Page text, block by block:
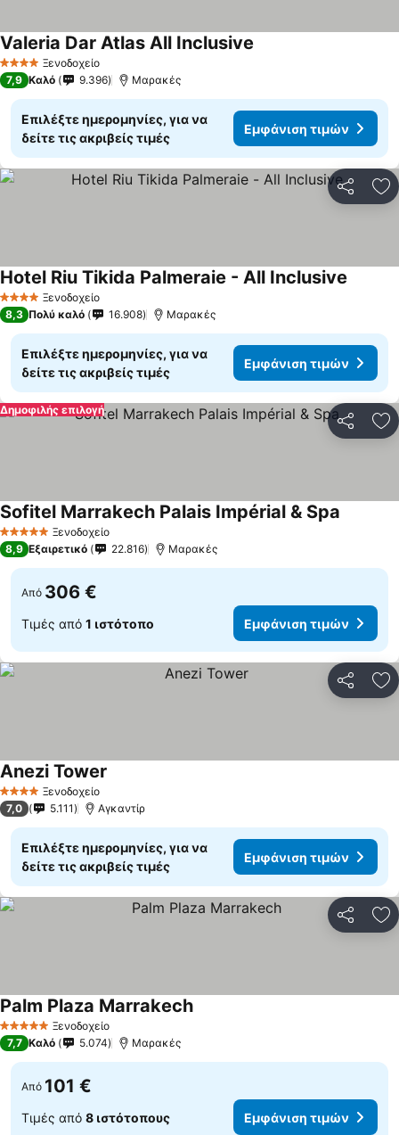
4 ΑστέριαΞενοδοχείο
Valeria Dar Atlas All Inclusive
7,9 Καλό 9.396 Μαρακές
Επιλέξτε ημερομηνίες, για να
δείτε τις ακριβείς τιμές
Εμφάνιση τιμών
4 ΑστέριαΞενοδοχείο
Hotel Riu Tikida Palmeraie - All Inclusive
8,3 Πολύ καλό 16.908 Μαρακές
Επιλέξτε ημερομηνίες, για να
δείτε τις ακριβείς τιμές
Εμφάνιση τιμών
Δημοφιλής επιλογή
5 Αστέρια Ξενοδοχείο
Sofitel Marrakech Palais Impérial & Spa
8,9 Εξαιρετικό 22.816 Μαρακές
Από 306 €
Τιμές από 1 ιστότοπο Εμφάνιση τιμών
4 ΑστέριαΞενοδοχείο
Anezi Tower
7,0 5.111 Αγκαντίρ
Επιλέξτε ημερομηνίες, για να
δείτε τις ακριβείς τιμές
Εμφάνιση τιμών
5 Αστέρια Ξενοδοχείο
Palm Plaza Marrakech
7,7 Καλό 5.074 Μαρακές
Από 101 €
Τιμές από 8 ιστότοπους Εμφάνιση τιμών